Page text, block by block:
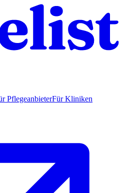
PflegeanbieterFür Kliniken